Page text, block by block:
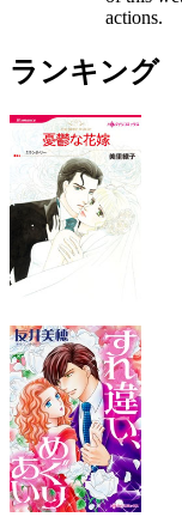
actions.
ランキング